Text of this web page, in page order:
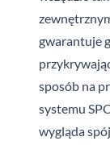
gwarantuje
sposób na
systemu
wygląda